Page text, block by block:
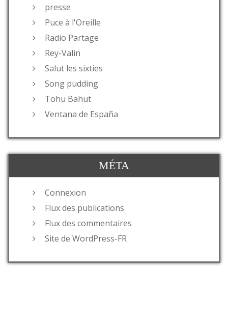
presse
Puce à l'Oreille
Radio Partage
Rey-Valin
Salut les sixties
Song pudding
Tohu Bahut
Ventana de España
MÉTA
Connexion
Flux des publications
Flux des commentaires
Site de WordPress-FR